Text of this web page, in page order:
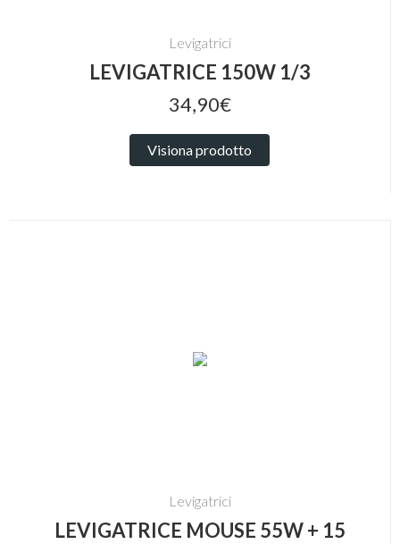
Levigatrici
LEVIGATRICE 150W 1/3
34,90€
Visiona prodotto
Levigatrici
LEVIGATRICE MOUSE 55W + 15